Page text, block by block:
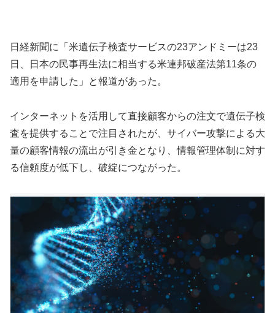
日経新聞に「米遺伝子検査サービスの23アンドミーは23
日、日本の民事再生法に相当する米連邦破産法第11条の
適用を申請した」と報道があった。
インターネットを活用して直接顧客からの注文で遺伝子検
査を提供することで注目されたが、サイバー攻撃による大
量の顧客情報の流出が引き金となり、情報管理体制に対す
る信頼度が低下し、破綻につながった。